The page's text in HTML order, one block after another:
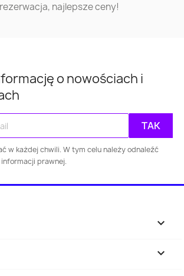
najlepsze ceny!
o nowościach i
w każdej chwili. W tym celu należy odnaleźć
prawnej.

